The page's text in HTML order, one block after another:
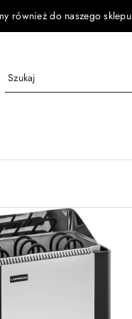
również do naszego